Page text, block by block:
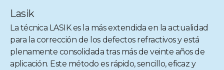
Lasik
La técnica LASIK es la más extendida en la actualidad
para la corrección de los defectos refractivos y está
plenamente consolidada tras más de veinte años de
aplicación. Este método es rápido, sencillo, eficaz y